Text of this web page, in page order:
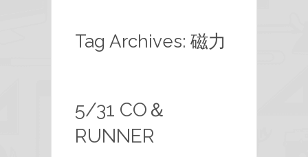
Tag Archives: 磁力
5/31 CO＆
RUNNER